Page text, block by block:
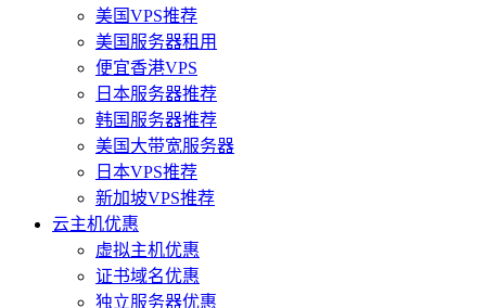
美国VPS推荐
美国服务器租用
便宜香港VPS
日本服务器推荐
韩国服务器推荐
美国大带宽服务器
日本VPS推荐
新加坡VPS推荐
云主机优惠
虚拟主机优惠
证书域名优惠
独立服务器优惠